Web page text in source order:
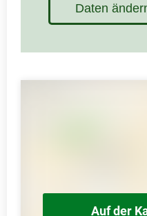
Daten
Auf der